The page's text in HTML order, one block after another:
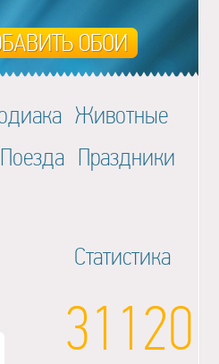
Животные
Поезда Праздники
Статистика
31120